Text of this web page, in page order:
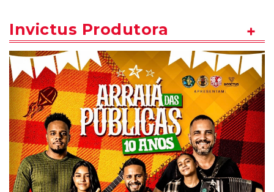
Invictus Produtora